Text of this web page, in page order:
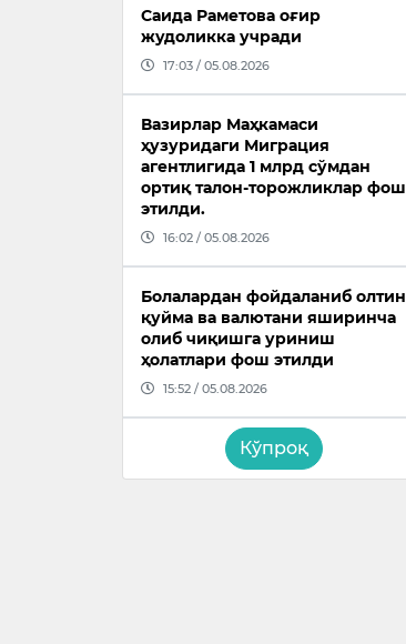
Саида Раметова оғир
жудоликка учради
17:03 / 05.08.2026
Вазирлар Маҳкамаси
ҳузуридаги Миграция
агентлигида 1 млрд сўмдан
ортиқ талон-торожликлар фош
этилди.
16:02 / 05.08.2026
Болалардан фойдаланиб олтин
қуйма ва валютани яширинча
олиб чиқишга уриниш
ҳолатлари фош этилди
15:52 / 05.08.2026
Кўпроқ